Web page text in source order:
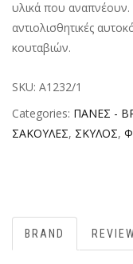
υλικά που αναπνέουν.
αντιολισθητικές
κουταβιών.
SKU: A1232/1
Categories: ΠΑΝΕΣ -
ΣΑΚΟΥΛΕΣ, ΣΚΥΛΟΣ,
BRAND